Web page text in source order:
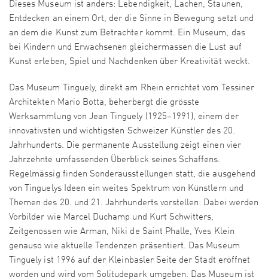
Dieses Museum ist anders: Lebendigkeit, Lachen, Staunen,
Entdecken an einem Ort, der die Sinne in Bewegung setzt und
an dem die Kunst zum Betrachter kommt. Ein Museum, das
bei Kindern und Erwachsenen gleichermassen die Lust auf
Kunst erleben, Spiel und Nachdenken über Kreativität weckt.
Das Museum Tinguely, direkt am Rhein errichtet vom Tessiner
Architekten Mario Botta, beherbergt die grösste
Werksammlung von Jean Tinguely (1925–1991), einem der
innovativsten und wichtigsten Schweizer Künstler des 20.
Jahrhunderts. Die permanente Ausstellung zeigt einen vier
Jahrzehnte umfassenden Überblick seines Schaffens.
Regelmässig finden Sonderausstellungen statt, die ausgehend
von Tinguelys Ideen ein weites Spektrum von Künstlern und
Themen des 20. und 21. Jahrhunderts vorstellen: Dabei werden
Vorbilder wie Marcel Duchamp und Kurt Schwitters,
Zeitgenossen wie Arman, Niki de Saint Phalle, Yves Klein
genauso wie aktuelle Tendenzen präsentiert. Das Museum
Tinguely ist 1996 auf der Kleinbasler Seite der Stadt eröffnet
worden und wird vom Solitudepark umgeben. Das Museum ist